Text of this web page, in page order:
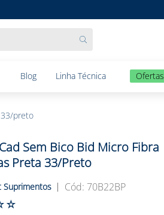
Blog Linha Técnica Ofertas
33/preto
Sem Bico Bid Micro Fibra
Preta 33/preto
Suprimentos : 70B22BP
☆